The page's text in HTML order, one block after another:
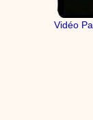
Vidéo